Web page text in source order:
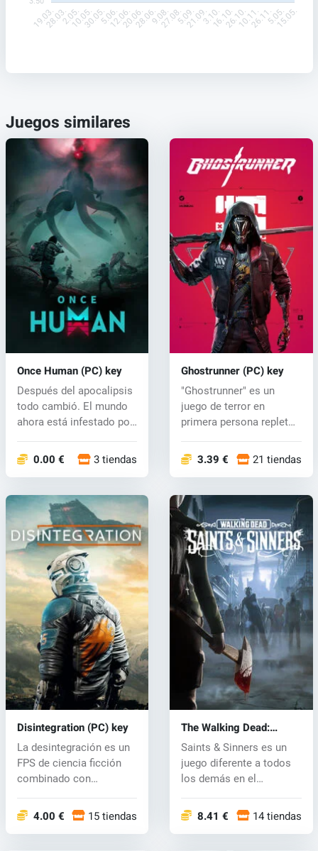
19.03.28.03.2.05.10.05.30.05.5.06.12.06.20.06.28.06.9.08.27.08.5.09.21.09.3.10.16.10.26.10.10.11.26.11.5.05.15.05.
Juegos similares
Once Human (PC) key
Después del apocalipsis
todo cambió. El mundo
ahora está infestado por
0.00 € 3 tiendas
Ghostrunner (PC) key
"Ghostrunner" es un
juego de terror en
primera persona repleto
3.39 € 21 tiendas
Disintegration (PC) key
La desintegración es un
FPS de ciencia ficción
combinado con
4.00 € 15 tiendas
The Walking Dead:
Saints & Sinners (PC)
key
Saints & Sinners es un
juego diferente a todos
los demás en el
8.41 € 14 tiendas